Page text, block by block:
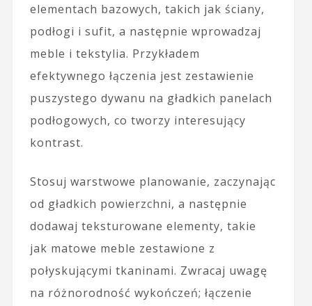
elementach bazowych, takich jak ściany,
podłogi i sufit, a następnie wprowadzaj
meble i tekstylia. Przykładem
efektywnego łączenia jest zestawienie
puszystego dywanu na gładkich panelach
podłogowych, co tworzy interesujący
kontrast.
Stosuj warstwowe planowanie, zaczynając
od gładkich powierzchni, a następnie
dodawaj teksturowane elementy, takie
jak matowe meble zestawione z
połyskującymi tkaninami. Zwracaj uwagę
na różnorodność wykończeń; łączenie